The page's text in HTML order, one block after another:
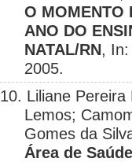
O MOMENTO
ANO DO
NATAL/RN, In:
2005.
10. Liliane
Lemos;
Gomes da
Área de